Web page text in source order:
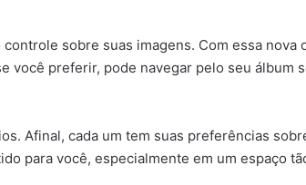
sobre suas imagens. Com essa nova
preferir, pode navegar pelo seu álbum
Afinal, cada um tem suas preferências
para você, especialmente em um espaço